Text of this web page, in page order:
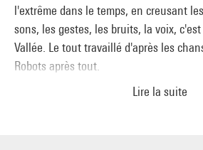
l'extrême dans le temps, en creusant
sons, les gestes, les bruits, la voix,
Vallée. Le tout travaillé d'après les
Robots après tout.
Lire la suite